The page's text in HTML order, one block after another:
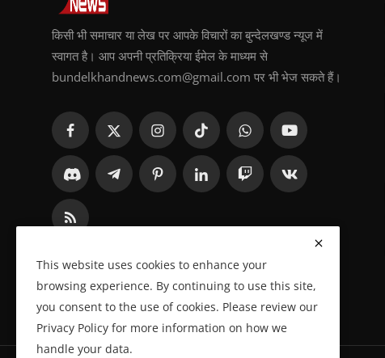
किसी भी समाचार या लेख पर आपके विचारों का बुन्देलखण्ड न्यूज में
स्वागत है। आप अपनी प्रतिक्रिया ईमेल के माध्यम से
bundelkhandnews.com@gmail.com पर भी भेज सकते हैं।
This website uses cookies to enhance your
browsing experience. By continuing to use this site,
you consent to the use of cookies. Please review our
Privacy Policy for more information on how we
handle your data.